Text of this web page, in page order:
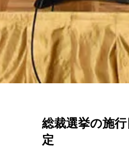
総裁選挙の施
定